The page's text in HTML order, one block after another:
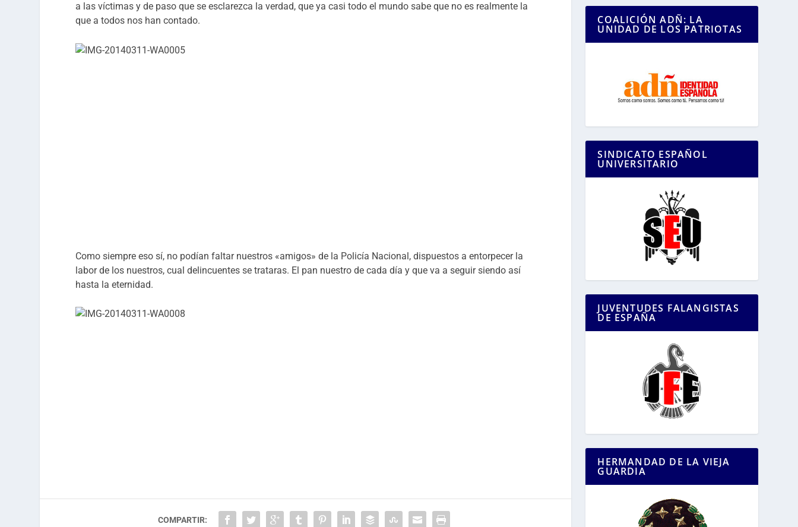
a las víctimas y de paso que se esclarezca la verdad, que ya casi todo el mundo sabe que no es realmente la
que a todos nos han contado.
Como siempre eso sí, no podían faltar nuestros «amigos» de la Policía Nacional, dispuestos a entorpecer la
labor de los nuestros, cual delincuentes se trataras. El pan nuestro de cada día y que va a seguir siendo así
hasta la eternidad.
COMPARTIR:
COALICIÓN ADÑ: LA
UNIDAD DE LOS PATRIOTAS
SINDICATO ESPAÑOL
UNIVERSITARIO
JUVENTUDES FALANGISTAS
DE ESPAÑA
HERMANDAD DE LA VIEJA
GUARDIA